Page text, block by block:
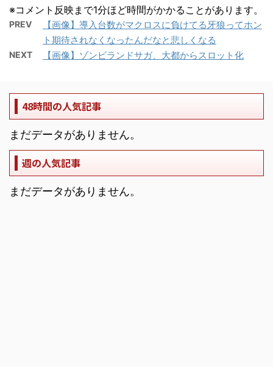
※コメント反映まで1分ほど時間がかかることがあります。
PREV
【画像】導入台数がマクロスに負けてる牙狼ってホン
ト期待されなくなったんだなと悲しくなる
NEXT 【画像】ゾンビランドサガ、大都からスロット化
48時間の人気記事
まだデータがありません。
週の人気記事
まだデータがありません。